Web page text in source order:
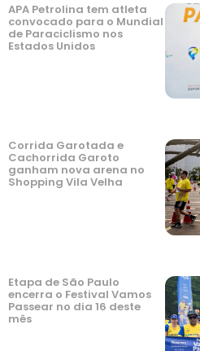
APA Petrolina tem atleta
convocado para o Mundial
de Paraciclismo nos
Estados Unidos
Corrida Garotada e
Cachorrida Garoto
ganham nova arena no
Shopping Vila Velha
Etapa de São Paulo
encerra o Festival Vamos
Passear no dia 16 deste
mês